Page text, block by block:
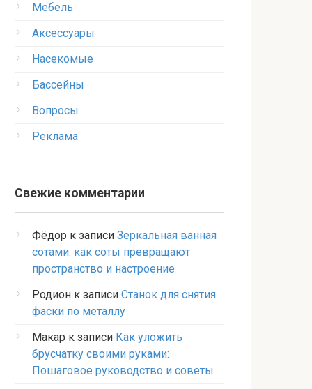
Мебель
Аксессуары
Насекомые
Бассейны
Вопросы
Реклама
Свежие комментарии
Фёдор к записи Зеркальная ванная
сотами: как соты превращают
пространство и настроение
Родион к записи Станок для снятия
фаски по металлу
Макар к записи Как уложить
брусчатку своими руками:
Пошаговое руководство и советы